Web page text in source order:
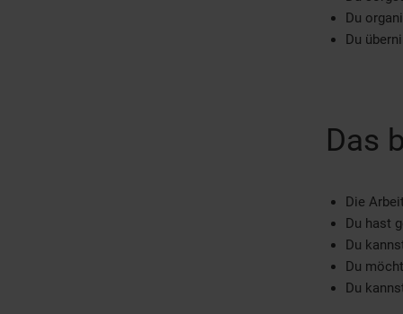
Du
Du
Das
Die
Du hast
Du
Du
Du